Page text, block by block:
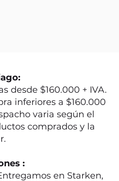
desde $160.000 + IVA.
inferiores a $160.000
varia según el
comprados y la
:
en Starken,